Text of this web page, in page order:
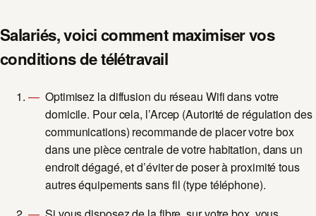
Salariés, voici comment maximiser vos
conditions de télétravail
Optimisez la diffusion du réseau Wifi dans votre
domicile. Pour cela, l’Arcep (Autorité de régulation des
communications) recommande de placer votre box
dans une pièce centrale de votre habitation, dans un
endroit dégagé, et d’éviter de poser à proximité tous
autres équipements sans fil (type téléphone).